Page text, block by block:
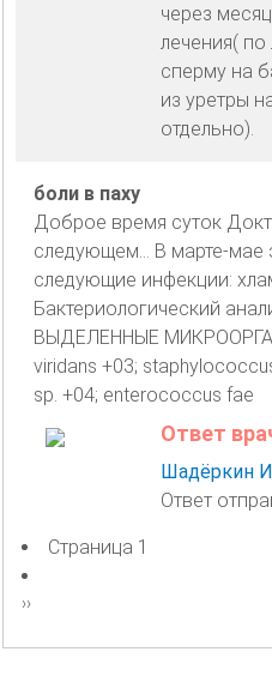
через
лечения(
сперму на
из уретры
отдельно).
боли в паху
Доброе время суток
следующем... В марте-мае
следующие инфекции:
Бактериологический
ВЫДЕЛЕННЫЕ
viridans +03;
sp. +04; enterococcus fae
Ответ
Шадёркин
Ответ
Нумерация
страниц
Страница 1
Следующая
››